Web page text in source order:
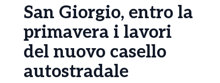
San Giorgio, entro la
primavera i lavori
del nuovo casello
autostradale